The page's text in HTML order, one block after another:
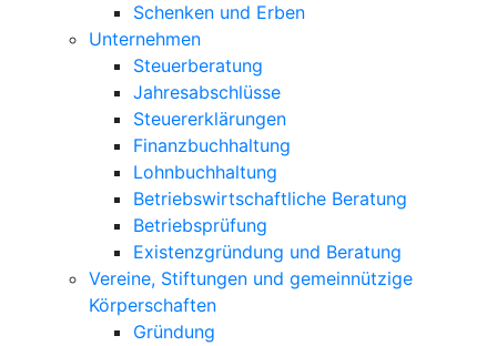
Schenken und Erben
Unternehmen
Steuerberatung
Jahresabschlüsse
Steuererklärungen
Finanzbuchhaltung
Lohnbuchhaltung
Betriebswirtschaftliche Beratung
Betriebsprüfung
Existenzgründung und Beratung
Vereine, Stiftungen und gemeinnützige
Körperschaften
Gründung